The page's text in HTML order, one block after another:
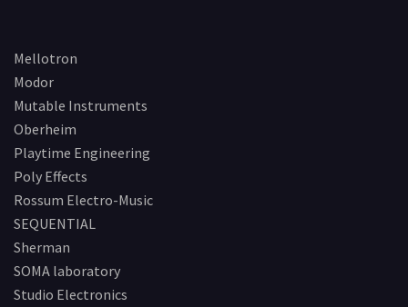
Mellotron
Modor
Mutable Instruments
Oberheim
Playtime Engineering
Poly Effects
Rossum Electro-Music
SEQUENTIAL
Sherman
SOMA laboratory
Studio Electronics